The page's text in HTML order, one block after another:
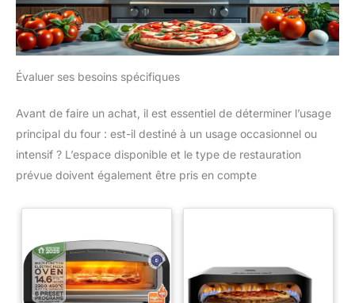
Évaluer ses besoins spécifiques
Avant de faire un achat, il est essentiel de déterminer l’usage
principal du four : est-il destiné à un usage occasionnel ou
intensif ? L’espace disponible et le type de restauration
prévue doivent également être pris en compte